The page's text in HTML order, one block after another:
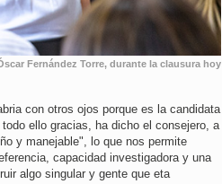
Fernández Torre, durante la clausura hoy
con otros ojos porque es la candidata
ello gracias, ha dicho el consejero, a
y manejable", lo que nos permite
capacidad investigadora y una
algo singular y gente que eta